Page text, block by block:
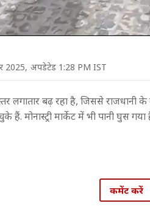
2025, अपडेटेड 1:28 PM IST
लगातार बढ़ रहा है, जिससे
हैं. मोनास्ट्री मार्केट में भी पानी घुस
कमेंट करें